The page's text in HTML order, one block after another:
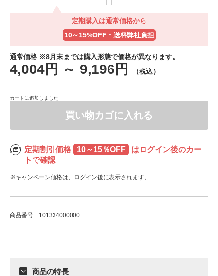
定期購入は通常価格から
10～15%OFF・送料弊社負担
定期購入は通常価格から
10～15%OFF・送料弊社負担
通常価格 ※8月末までは購入形態で価格が異なります。
4,004円 ～ 9,196円 （税込）
カートに追加しました
買い物カゴに入れる
定期割引価格 10～15％OFF
はログイン後のカー
トで確認
※キャンペーン価格は、ログイン後に表示されます。
商品番号：101334000000
商品の特長